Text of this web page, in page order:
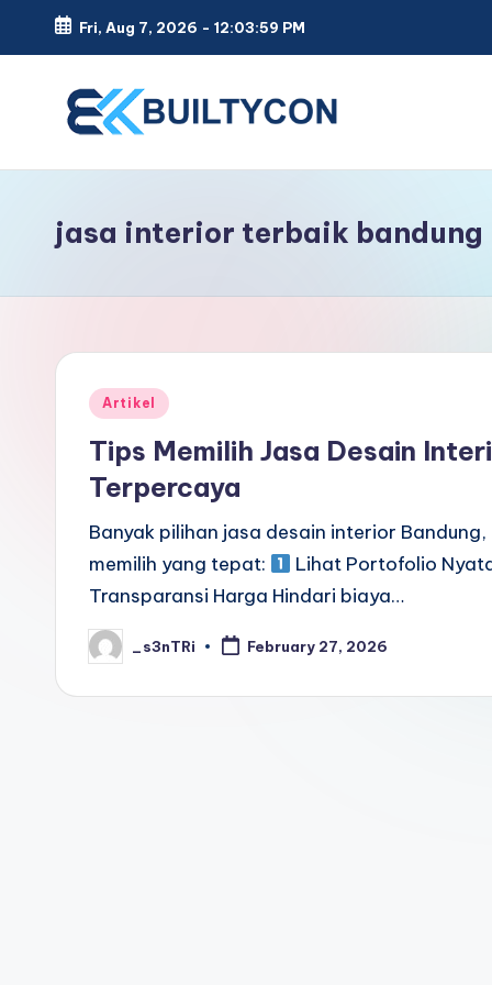
Fri, Aug 7, 2026 - 12:03:59 PM
jasa interior terbaik bandung
Artikel
Tips Memilih Jasa Desain
Terpercaya
Banyak pilihan jasa desain interior
memilih yang tepat:
Lihat Portofolio
Transparansi Harga Hindari biaya…
_s3nTRi February 27, 2026